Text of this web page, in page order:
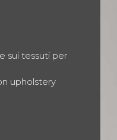
sui tessuti per
upholstery